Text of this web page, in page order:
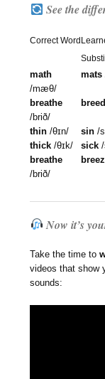
See the
Correct Word
math
/mæθ/
mats
breathe
/brið/
thin /θɪn/ sin /
thick /θɪk/ sick
breathe
/brið/
Now it’s
Take the time to
videos that show
sounds: